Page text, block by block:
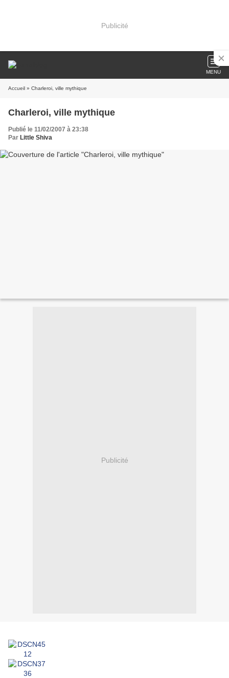
Publicité
MENU
Accueil » Charleroi, ville mythique
Charleroi, ville mythique
Publié le 11/02/2007 à 23:38
Par Little Shiva
Publicité